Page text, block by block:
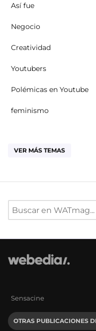
Así fue
Negocio
Creatividad
Youtubers
Polémicas en Youtube
feminismo
VER MÁS TEMAS
Sensacine
OTRAS PUBLICACIONES